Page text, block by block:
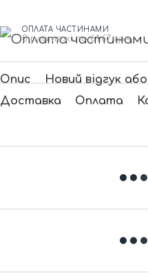
ОПЛАТА ЧАСТИНАМИ
3 платежі по 61.67 грн
Опис
Новий відгук
Доставка
Оплата